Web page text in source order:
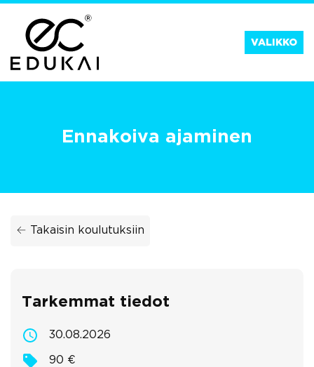
suoraan
sisältöön
VALIKKO
Ennakoiva ajaminen
← Takaisin koulutuksiin
Tarkemmat tiedot
30.08.2026
90 €